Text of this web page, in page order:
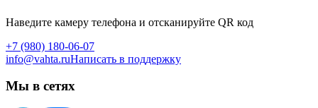
Наведите камеру телефона и отсканируйте QR код
+7 (980) 180-06-07
info@vahta.ruНаписать в поддержку
Мы в сетях